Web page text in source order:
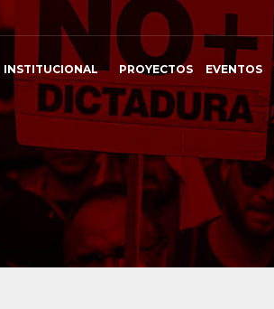
INSTITUCIONAL PROYECTOS EVENTOS